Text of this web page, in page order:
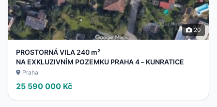
20
PROSTORNÁ VILA 240 m²
NA EXKLUZIVNÍM POZEMKU PRAHA 4 – KUNRATICE
Praha
25 590 000 Kč